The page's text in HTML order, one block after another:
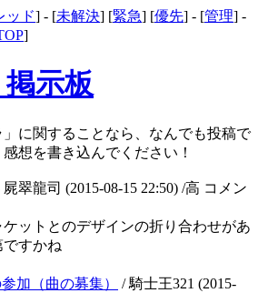
ッド] - [未解決] [緊急] [優先] - [管理] -
]
掲示板
に関することなら、なんでも投稿で
想を書き込んでください！
屍翠龍司 (2015-08-15 22:50) /高 コメン
ットとのデザインの折り合わせがあ
すかね
加（曲の募集） / 騎士王321 (2015-